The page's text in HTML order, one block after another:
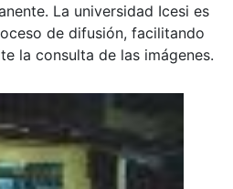
La universidad Icesi es
de difusión, facilitando
la consulta de las imágenes.